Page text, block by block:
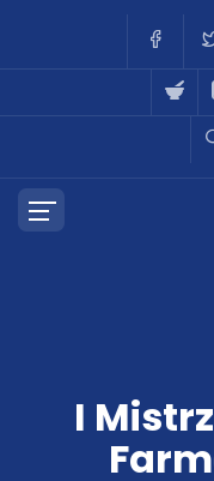
I